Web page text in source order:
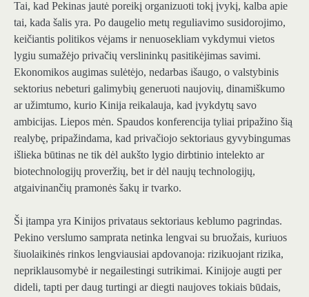
Tai, kad Pekinas jautė poreikį organizuoti tokį įvykį, kalba apie
tai, kada šalis yra. Po daugelio metų reguliavimo susidorojimo,
keičiantis politikos vėjams ir nenuosekliam vykdymui vietos
lygiu sumažėjo privačių verslininkų pasitikėjimas savimi.
Ekonomikos augimas sulėtėjo, nedarbas išaugo, o valstybinis
sektorius nebeturi galimybių generuoti naujovių, dinamiškumo
ar užimtumo, kurio Kinija reikalauja, kad įvykdytų savo
ambicijas. Liepos mėn. Spaudos konferencija tyliai pripažino šią
realybę, pripažindama, kad privačiojo sektoriaus gyvybingumas
išlieka būtinas ne tik dėl aukšto lygio dirbtinio intelekto ar
biotechnologijų proveržių, bet ir dėl naujų technologijų,
atgaivinančių pramonės šakų ir tvarko.
Ši įtampa yra Kinijos privataus sektoriaus keblumo pagrindas.
Pekino verslumo samprata netinka lengvai su bruožais, kuriuos
šiuolaikinės rinkos lengviausiai apdovanoja: rizikuojant rizika,
nepriklausomybė ir negailestingi sutrikimai. Kinijoje augti per
dideli, tapti per daug turtingi ar diegti naujoves tokiais būdais,